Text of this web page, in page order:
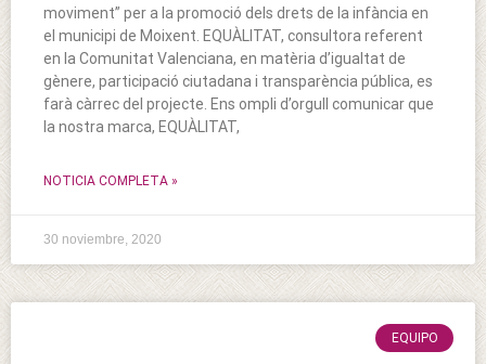
moviment” per a la promoció dels drets de la infància en
el municipi de Moixent. EQUÀLITAT, consultora referent
en la Comunitat Valenciana, en matèria d’igualtat de
gènere, participació ciutadana i transparència pública, es
farà càrrec del projecte. Ens ompli d’orgull comunicar que
la nostra marca, EQUÀLITAT,
NOTICIA COMPLETA »
30 noviembre, 2020
EQUIPO